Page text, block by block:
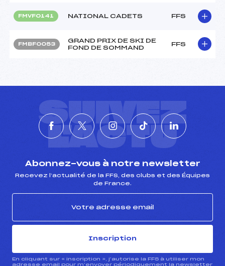
FMVF0141 NATIONAL CADETS FFS
FMBF0053
GRAND PRIX DE SKI DE
FOND DE SOMMAND
FFS
SUIVEZ
L'ACTU
Abonnez-vous à notre newsletter
Recevez l’actualité de la FFS, des clubs et des Équipes
de France.
Inscription
En cliquant sur « inscription », j’autorise la FFS à utiliser mon
adresse email pour m’envoyer périodiquement la newsletter